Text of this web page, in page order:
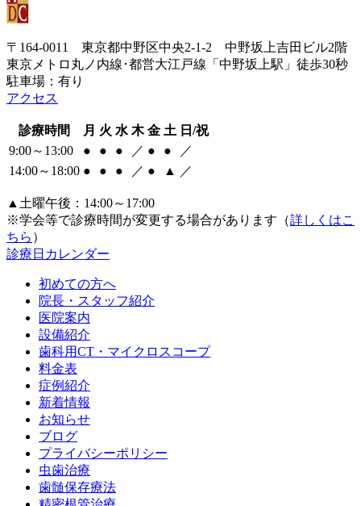
〒164-0011 東京都中野区中央2-1-2 中野坂上吉田ビル2階
東京メトロ丸ノ内線･都営大江戸線「中野坂上駅」徒歩30秒
駐車場：有り
アクセス
診療時間 月 火 水 木 金 土 日/祝
9:00～13:00
● ● ● ／ ● ●
／
14:00～18:00 ● ● ● ／ ● ▲ ／
▲土曜午後：14:00～17:00
※学会等で診療時間が変更する場合があります（詳しくはこ
ちら ）
診療日カレンダー
初めての方へ
院長・スタッフ紹介
医院案内
設備紹介
歯科用CT・マイクロスコープ
料金表
症例紹介
新着情報
お知らせ
ブログ
プライバシーポリシー
虫歯治療
歯髄保存療法